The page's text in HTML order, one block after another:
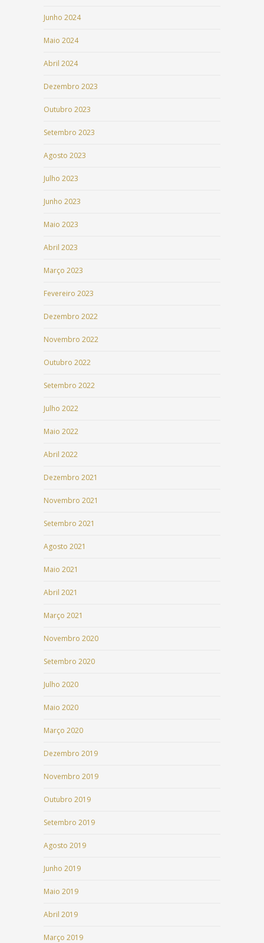
Junho 2024
Maio 2024
Abril 2024
Dezembro 2023
Outubro 2023
Setembro 2023
Agosto 2023
Julho 2023
Junho 2023
Maio 2023
Abril 2023
Março 2023
Fevereiro 2023
Dezembro 2022
Novembro 2022
Outubro 2022
Setembro 2022
Julho 2022
Maio 2022
Abril 2022
Dezembro 2021
Novembro 2021
Setembro 2021
Agosto 2021
Maio 2021
Abril 2021
Março 2021
Novembro 2020
Setembro 2020
Julho 2020
Maio 2020
Março 2020
Dezembro 2019
Novembro 2019
Outubro 2019
Setembro 2019
Agosto 2019
Junho 2019
Maio 2019
Abril 2019
Março 2019